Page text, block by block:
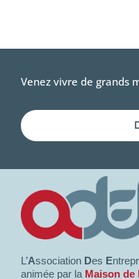
Venez vivre de grands
L’Association Des E
animée par la Maison de